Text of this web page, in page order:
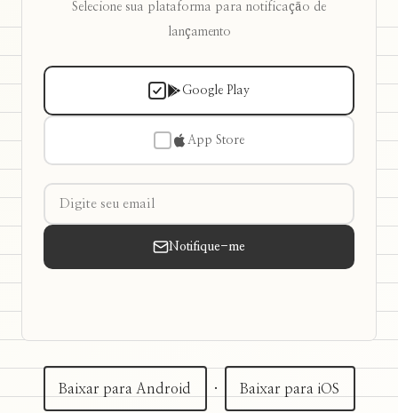
Selecione sua plataforma para notificação de
lançamento
Google Play
App Store
Notifique-me
Baixar para Android · Baixar para iOS